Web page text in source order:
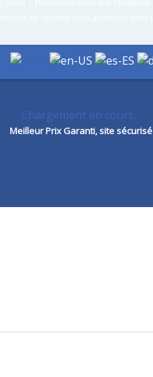
Chargement en cours...
Meilleur Prix Garanti, site sécurisé